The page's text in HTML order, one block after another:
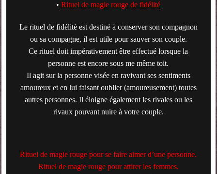
• Rituel de magie rouge de fidélité
Le rituel de fidélité est destiné à conserver son compagnon
ou sa compagne, il est utile pour sauver son couple.
Ce rituel doit impérativement être effectué lorsque la
personne est encore sous me même toit.
Il agit sur la personne visée en ravivant ses sentiments
amoureux et en lui faisant oublier (amoureusement) toutes
autres personnes. Il éloigne également les rivales ou les
rivaux pouvant nuire à votre couple.
Rituel de magie rouge pour se faire aimer d’une personne.
Rituel de magie rouge pour attirer les femmes.